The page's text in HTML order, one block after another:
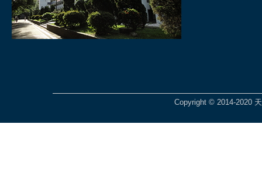
Copyright © 2014-2020